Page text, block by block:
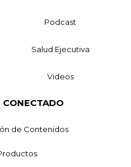
Podcast
Salud Ejecutiva
Videos
CONECTADO
de Contenidos